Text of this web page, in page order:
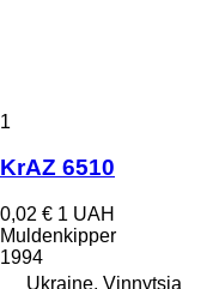
1
KrAZ 6510
0,02 € 1 UAH
Muldenkipper
1994
Ukraine, Vinnytsia